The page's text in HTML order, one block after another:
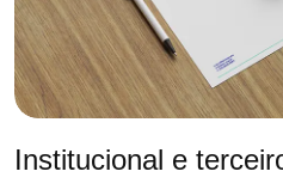
Institucional e